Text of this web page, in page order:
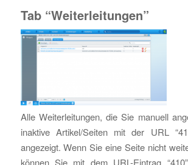
Tab “Weiterleitungen”
Alle Weiterleitungen, die Sie manuell
inaktive Artikel/Seiten mit der URL
angezeigt. Wenn Sie eine Seite nicht
können Sie mit dem URL-Eintrag